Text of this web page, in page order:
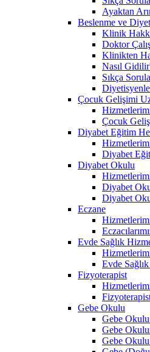
Ayaktan
Beslenme ve
Klinik
Doktor
Klinikten
Nasıl
Sıkça
Çocuk Gelişimi
Çocuk
Diyabet Eğitim
Diyabet
Diyabet Okulu
Diyabet
Diyabet
Eczane
Evde Sağlık
Evde
Fizyoterapist
Gebe Okulu
Gebe
Gebe
Gebe Okulu